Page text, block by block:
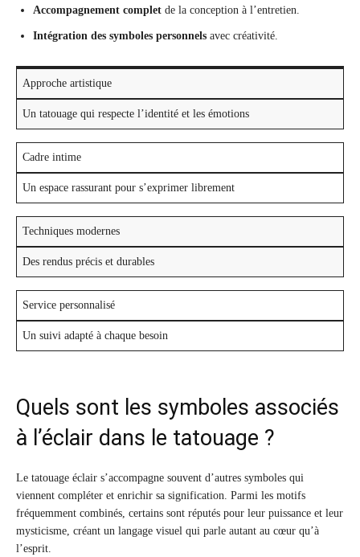
Accompagnement complet de la conception à l’entretien.
Intégration des symboles personnels avec créativité.
Approche artistique
Un tatouage qui respecte l’identité et les émotions
Cadre intime
Un espace rassurant pour s’exprimer librement
Techniques modernes
Des rendus précis et durables
Service personnalisé
Un suivi adapté à chaque besoin
Quels sont les symboles associés
à l’éclair dans le tatouage ?
Le tatouage éclair s’accompagne souvent d’autres symboles qui
viennent compléter et enrichir sa signification. Parmi les motifs
fréquemment combinés, certains sont réputés pour leur puissance et leur
mysticisme, créant un langage visuel qui parle autant au cœur qu’à
l’esprit.